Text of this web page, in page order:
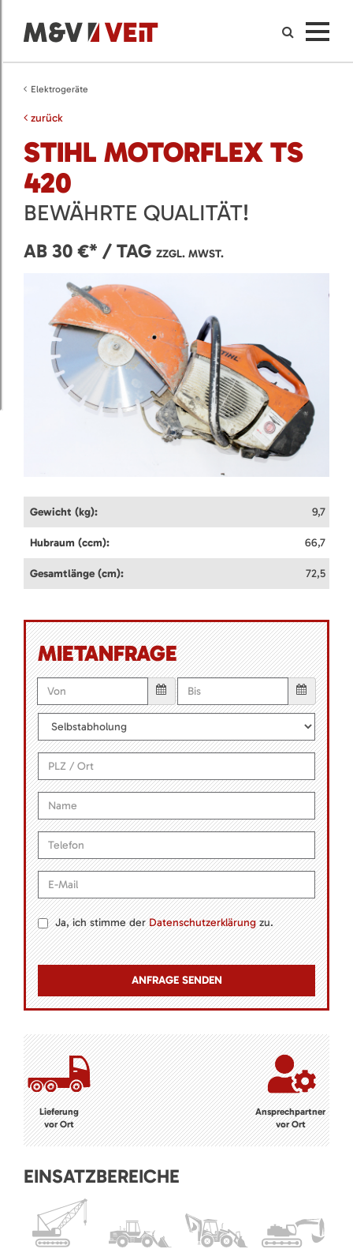
Elektrogeräte
zurück
STIHL MOTORFLEX TS
420
BEWÄHRTE QUALITÄT!
AB 30 €* / TAG ZZGL. MWST.
Gewicht (kg): 9,7
Hubraum (ccm): 66,7
Gesamtlänge (cm): 72,5
MIETANFRAGE
Ja, ich stimme derDatenschutzerklärungzu.
Lieferung
vor Ort
Ansprechpartner
vor Ort
EINSATZBEREICHE